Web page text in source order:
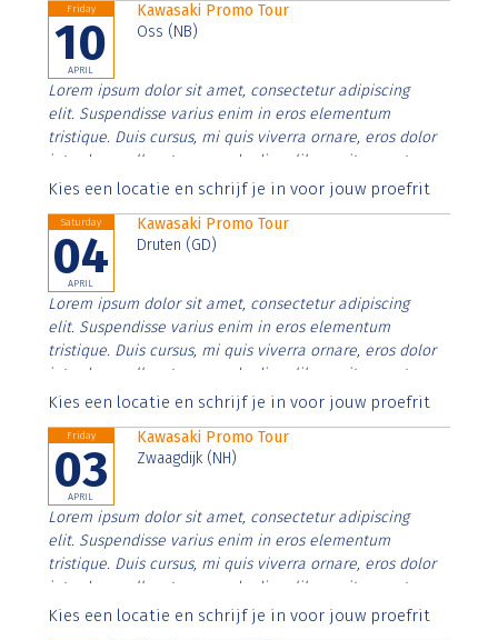
Friday
10
APRIL
Kawasaki Promo Tour
Oss (NB)
Lorem ipsum dolor sit amet, consectetur adipiscing
elit. Suspendisse varius enim in eros elementum
tristique. Duis cursus, mi quis viverra ornare, eros dolor
interdum nulla, ut commodo diam libero vitae erat.
Aenean faucibus nibh et justo cursus id rutrum lorem
Kies een locatie en schrijf je in voor jouw proefrit
Saturday
04
APRIL
Kawasaki Promo Tour
Druten (GD)
Lorem ipsum dolor sit amet, consectetur adipiscing
elit. Suspendisse varius enim in eros elementum
tristique. Duis cursus, mi quis viverra ornare, eros dolor
interdum nulla, ut commodo diam libero vitae erat.
Aenean faucibus nibh et justo cursus id rutrum lorem
Kies een locatie en schrijf je in voor jouw proefrit
Friday
03
APRIL
Kawasaki Promo Tour
Zwaagdijk (NH)
Lorem ipsum dolor sit amet, consectetur adipiscing
elit. Suspendisse varius enim in eros elementum
tristique. Duis cursus, mi quis viverra ornare, eros dolor
interdum nulla, ut commodo diam libero vitae erat.
Aenean faucibus nibh et justo cursus id rutrum lorem
Kies een locatie en schrijf je in voor jouw proefrit